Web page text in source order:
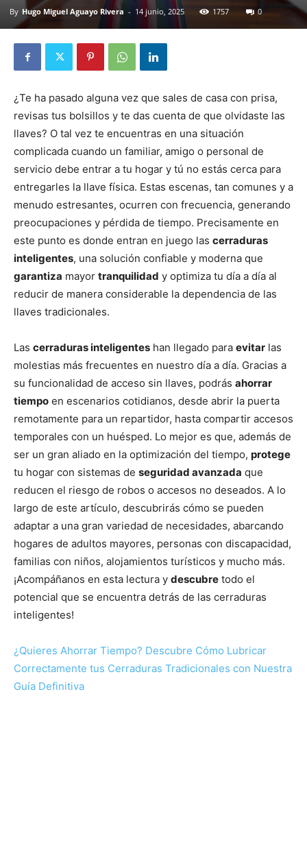
By Hugo Miguel Aguayo Rivera - 14 junio, 2025 1757 0
¿Te ha pasado alguna vez que sales de casa con prisa,
revisas tus bolsillos y te das cuenta de que olvidaste las
llaves? O tal vez te encuentras en una situación
complicada cuando un familiar, amigo o personal de
servicio debe entrar a tu hogar y tú no estás cerca para
entregarles la llave física. Estas escenas, tan comunes y a
menudo estresantes, ocurren con frecuencia, generando
preocupaciones y pérdida de tiempo. Precisamente en
este punto es donde entran en juego las cerraduras
inteligentes, una solución confiable y moderna que
garantiza mayor tranquilidad y optimiza tu día a día al
reducir de manera considerable la dependencia de las
llaves tradicionales.
Las cerraduras inteligentes han llegado para evitar las
molestias más frecuentes en nuestro día a día. Gracias a
su funcionalidad de acceso sin llaves, podrás ahorrar
tiempo en escenarios cotidianos, desde abrir la puerta
remotamente para un repartidor, hasta compartir accesos
temporales con un huésped. Lo mejor es que, además de
ser un gran aliado en la optimización del tiempo, protege
tu hogar con sistemas de seguridad avanzada que
reducen el riesgo de robos o accesos no deseados. A lo
largo de este artículo, descubrirás cómo se pueden
adaptar a una gran variedad de necesidades, abarcando
hogares de adultos mayores, personas con discapacidad,
familias con niños, alojamientos turísticos y mucho más.
¡Acompáñanos en esta lectura y descubre todo el
potencial que se encuentra detrás de las cerraduras
inteligentes!
¿Quieres Ahorrar Tiempo? Descubre Cómo Lubricar
Correctamente tus Cerraduras Tradicionales con Nuestra
Guía Definitiva